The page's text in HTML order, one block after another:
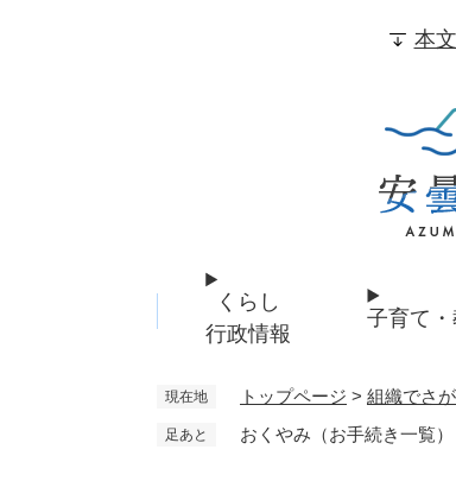
本
くらし
行政情報
子育て
現在地 トップページ > 組織でさ
足あと おくやみ（お手続き一覧）